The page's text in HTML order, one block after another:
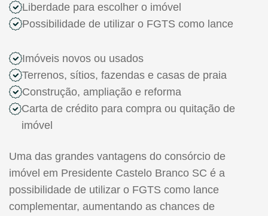
Liberdade para escolher o imóvel
Possibilidade de utilizar o FGTS como lance
Imóveis novos ou usados
Terrenos, sítios, fazendas e casas de praia
Construção, ampliação e reforma
Carta de crédito para compra ou quitação de
imóvel
Uma das grandes vantagens do consórcio de
imóvel em Presidente Castelo Branco SC é a
possibilidade de utilizar o FGTS como lance
complementar, aumentando as chances de